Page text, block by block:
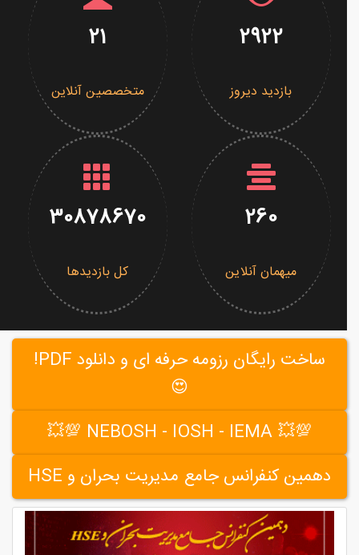
2922
بازدید دیروز
21
متخصصین آنلاین
260
میهمان آنلاین
30878670
کل بازدیدها
ساخت رایگان رزومه حرفه ای و دانلود PDF!
😍
💯💥 NEBOSH - IOSH - IEMA 💯💥
دهمین کنفرانس جامع مدیریت بحران و HSE